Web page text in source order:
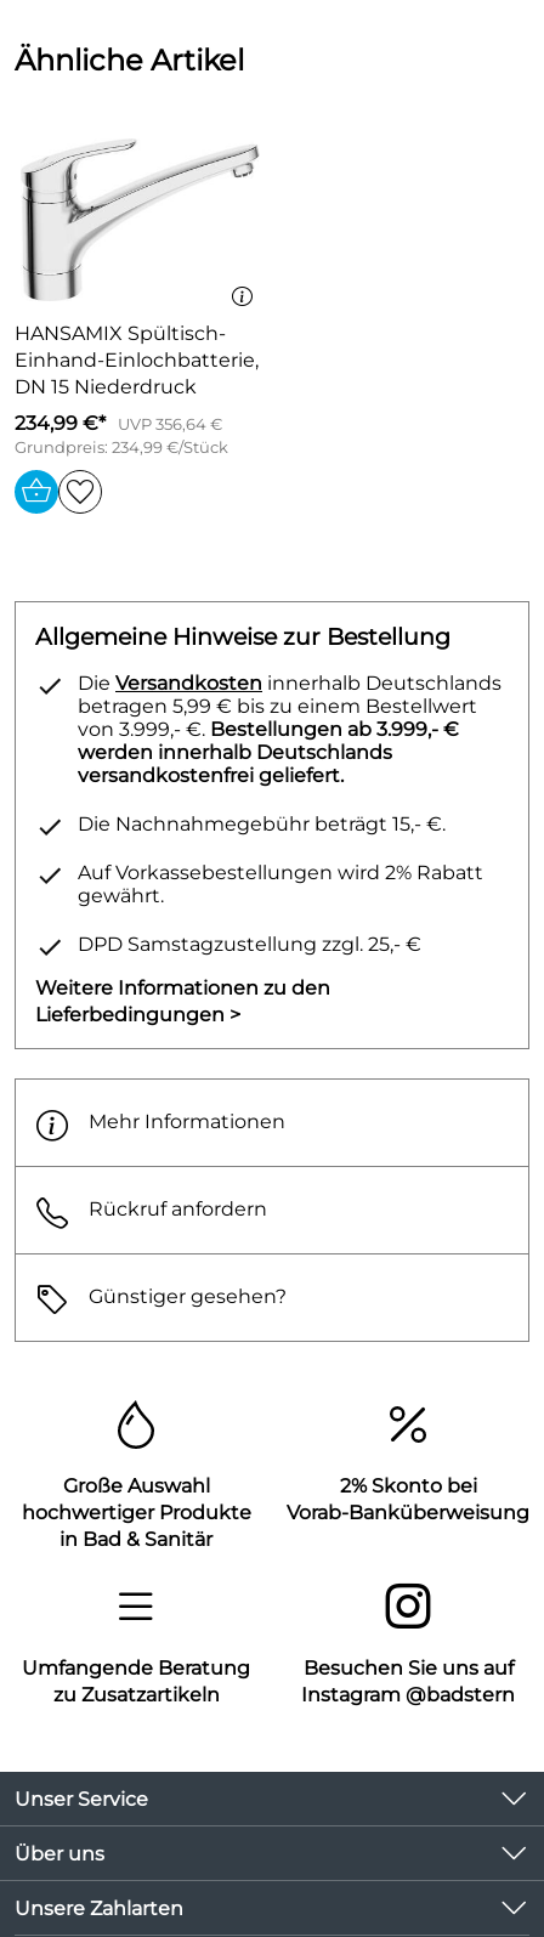
Spültisch-Einhand-Einlochbatterie, DN 15
für offene Heißwasserbereiter
P-IX 19039/I
Armaturenkörper: entzinkungsarmes Messing
(MS 63)
Messing in Trinkwasserkontakt enthält weniger
als 0,3% Blei
Oberflächen in Trinkwasserkontakt sind frei von
Nickelbeschichtung
Bedienungshebel (Metall)
(-) W+K-Kennzeichnung
Strahlregler
Rapid-Montagesystem
Montage für Arbeitsplatten bis 60 mm
Auslauf: gegossen, 150° schwenkbar
Ausladung: 203 mm
Ähnliche Artikel
HANSAMIX Spültisch-
Einhand-Einlochbatterie,
DN 15 Niederdruck
234,99 €*
UVP 356,64 €
Grundpreis: 234,99 €/Stück
Allgemeine Hinweise zur Bestellung
Die Versandkosten innerhalb Deutschlands
betragen 5,99 € bis zu einem Bestellwert
von 3.999,- €. Bestellungen ab 3.999,- €
werden innerhalb Deutschlands
versandkostenfrei geliefert.
Die Nachnahmegebühr beträgt 15,- €.
Auf Vorkassebestellungen wird 2% Rabatt
gewährt.
DPD Samstagzustellung zzgl. 25,- €
Weitere Informationen zu den
Lieferbedingungen >
Mehr Informationen
Rückruf anfordern
Günstiger gesehen?
Große Auswahl
hochwertiger Produkte
in Bad & Sanitär
2% Skonto bei
Vorab-Banküberweisung
Umfangende Beratung
zu Zusatzartikeln
Besuchen Sie uns auf
Instagram @badstern
Unser Service
Kontakt
Kundeninformationen
Newsletter
Über uns
Unsere Bestseller
Unsere Zahlarten